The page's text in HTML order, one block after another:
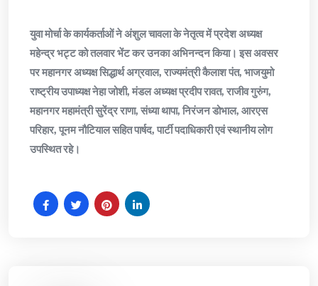
युवा मोर्चा के कार्यकर्ताओं ने अंशुल चावला के नेतृत्व में प्रदेश अध्यक्ष
महेन्द्र भट्ट को तलवार भेंट कर उनका अभिनन्दन किया। इस अवसर
पर महानगर अध्यक्ष सिद्धार्थ अग्रवाल, राज्यमंत्री कैलाश पंत, भाजयुमो
राष्ट्रीय उपाध्यक्ष नेहा जोशी, मंडल अध्यक्ष प्रदीप रावत, राजीव गुरुंग,
महानगर महामंत्री सुरेंद्र राणा, संध्या थापा, निरंजन डोभाल, आरएस
परिहार, पूनम नौटियाल सहित पार्षद, पार्टी पदाधिकारी एवं स्थानीय लोग
उपस्थित रहे।